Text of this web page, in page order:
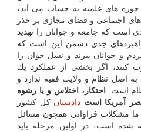
های علمیه به حساب می آید،
اجتماعی و فضای مجازی بر حذر
است كه جامعه و جوانان را تهدید
جدی دشمن این است كه
و جوانان ببرند و نسل جوان را
كنند، اگر بخشی از عملكرد یك
اصل نظام و ولایت فقیه ندارد و
است.
احتكار، اختلاس و یا رشوه
آمریكا است دادستان كل كشور
مشكلات فراوانی همچون مسائل
شده است، در اولین مرحله باید